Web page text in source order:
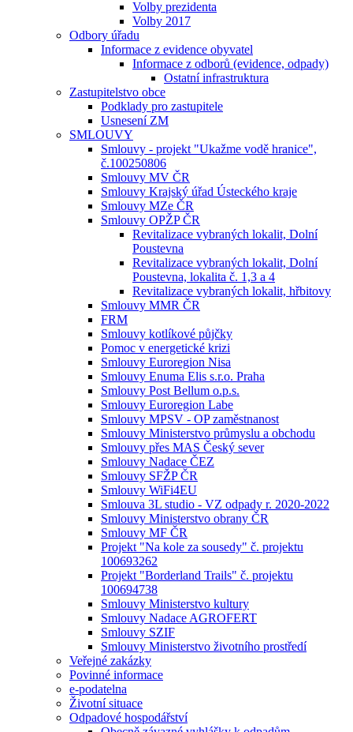
Volby prezidenta
Volby 2017
Odbory úřadu
Informace z evidence obyvatel
Informace z odborů (evidence, odpady)
Ostatní infrastruktura
Zastupitelstvo obce
Podklady pro zastupitele
Usnesení ZM
SMLOUVY
Smlouvy - projekt "Ukažme vodě hranice",
č.100250806
Smlouvy MV ČR
Smlouvy Krajský úřad Ústeckého kraje
Smlouvy MZe ČR
Smlouvy OPŽP ČR
Revitalizace vybraných lokalit, Dolní
Poustevna
Revitalizace vybraných lokalit, Dolní
Poustevna, lokalita č. 1,3 a 4
Revitalizace vybraných lokalit, hřbitovy
Smlouvy MMR ČR
FRM
Smlouvy kotlíkové půjčky
Pomoc v energetické krizi
Smlouvy Euroregion Nisa
Smlouvy Enuma Elis s.r.o. Praha
Smlouvy Post Bellum o.p.s.
Smlouvy Euroregion Labe
Smlouvy MPSV - OP zaměstnanost
Smlouvy Ministerstvo průmyslu a obchodu
Smlouvy přes MAS Český sever
Smlouvy Nadace ČEZ
Smlouvy SFŽP ČR
Smlouvy WiFi4EU
Smlouva 3L studio - VZ odpady r. 2020-2022
Smlouvy Ministerstvo obrany ČR
Smlouvy MF ČR
Projekt "Na kole za sousedy" č. projektu
100693262
Projekt "Borderland Trails" č. projektu
100694738
Smlouvy Ministerstvo kultury
Smlouvy Nadace AGROFERT
Smlouvy SZIF
Smlouvy Ministerstvo životního prostředí
Veřejné zakázky
Povinné informace
e-podatelna
Životní situace
Odpadové hospodářství